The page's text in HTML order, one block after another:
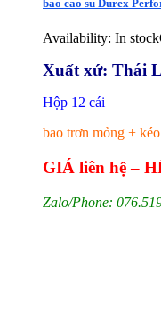
bao cao su Durex
Availability: In stock
Xuất xứ: Thái
Hộp 12 cái
bao trơn mỏng +
GIÁ liên hệ –
Zalo/Phone: